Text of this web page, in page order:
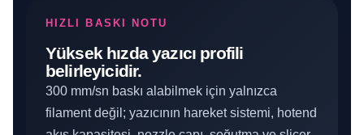
HIZLI BASKI NOTU
Yüksek hızda yazıcı profili
belirleyicidir.
300 mm/sn baskı alabilmek için yalnızca
filament değil; yazıcının hareket sistemi, hotend